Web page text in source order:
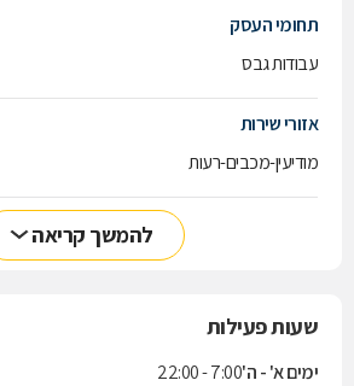
תחומי העסק
עבודות גבס
אזורי שירות
מודיעין-מכבים-רעות
להמשך קריאה
שעות פעילות
ימים א' - ה'7:00 - 22:00